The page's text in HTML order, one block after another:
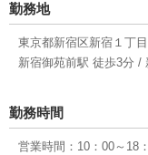
勤務地
東京都新宿区新宿１丁
新宿御苑前駅 徒歩3分 /
勤務時間
営業時間：10：00～18